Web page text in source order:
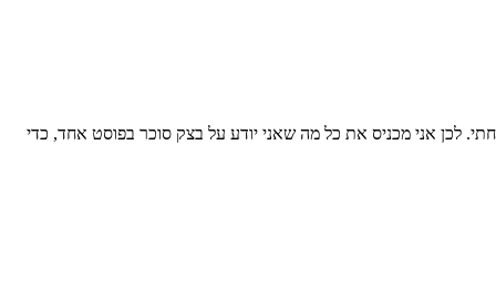
לכן אני מכניס את כל מה שאני יודע על בצק סוכר בפוסט אחד, כדי